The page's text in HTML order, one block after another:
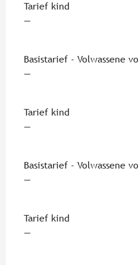
Tarief kind
—
Basistarief - Volwassene
—
Tarief kind
—
Basistarief - Volwassene
—
Tarief kind
—